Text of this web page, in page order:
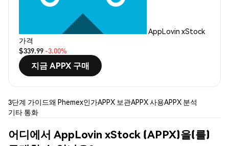
AppLovin xStock
가격
$339.99 -3.00%
지금 APPX 구매
3단계 가이드왜 Phemex인가APPX 보관APPX 사용APPX 분석
기타 통화
어디에서 AppLovin xStock (APPX)을(를)